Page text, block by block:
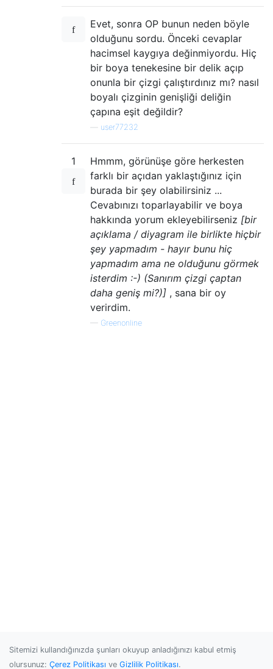
Evet, sonra OP bunun neden böyle
olduğunu sordu. Önceki cevaplar
hacimsel kaygıya değinmiyordu. Hiç
bir boya tenekesine bir delik açıp
onunla bir çizgi çalıştırdınız mı? nasıl
boyalı çizginin genişliği deliğin
çapına eşit değildir?
user77232
1
Hmmm, görünüşe göre herkesten
farklı bir açıdan yaklaştığınız için
burada bir şey olabilirsiniz ...
Cevabınızı toparlayabilir ve boya
hakkında yorum ekleyebilirseniz [bir
açıklama / diyagram ile birlikte hiçbir
şey yapmadım - hayır bunu hiç
yapmadım ama ne olduğunu görmek
isterdim :-) (Sanırım çizgi çaptan
daha geniş mi?)] , sana bir oy
verirdim.
— Greenonline
Sitemizi kullandığınızda şunları okuyup anladığınızı kabul etmiş
olursunuz: Çerez Politikası ve Gizlilik Politikası.